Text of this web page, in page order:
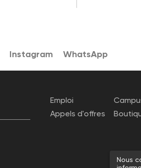
Instagram WhatsApp
Emploi
Appels d'offres
Nous